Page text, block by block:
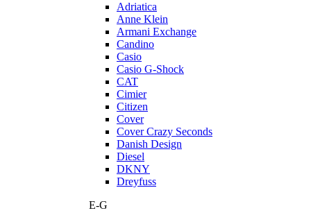
Adriatica
Anne Klein
Armani Exchange
Candino
Casio
Casio G-Shock
CAT
Cimier
Citizen
Cover
Cover Crazy Seconds
Danish Design
Diesel
DKNY
Dreyfuss
E-G